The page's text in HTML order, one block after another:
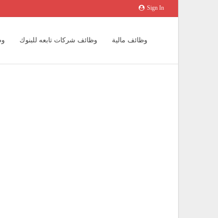
Sign In
وظائف شركات تابعه للبنوك وظائف مالية